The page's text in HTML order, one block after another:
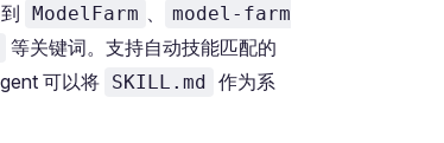
ModelFarm 、
model-farm
等关键词。支持自动技能匹配的
可以将 SKILL.md 作为系